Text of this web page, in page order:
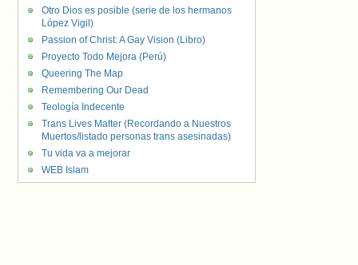
Otro Dios es posible (serie de los hermanos
López Vigil)
Passion of Christ: A Gay Vision (Libro)
Proyecto Todo Mejora (Perú)
Queering The Map
Remembering Our Dead
Teología Indecente
Trans Lives Matter (Recordando a Nuestros
Muertos/listado personas trans asesinadas)
Tu vida va a mejorar
WEB Islam